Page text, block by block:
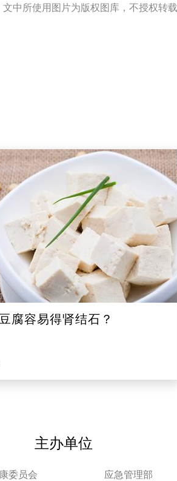
中所使用图片为版权图库，不授权转载
腐容易得肾结石？
主办单位
委员会 应急管理部